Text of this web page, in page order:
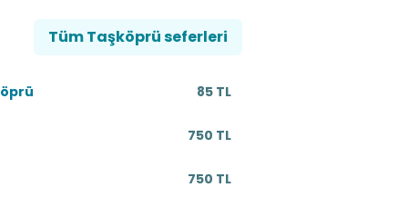
Tüm Taşköprü seferleri
85 TL
750 TL
750 TL